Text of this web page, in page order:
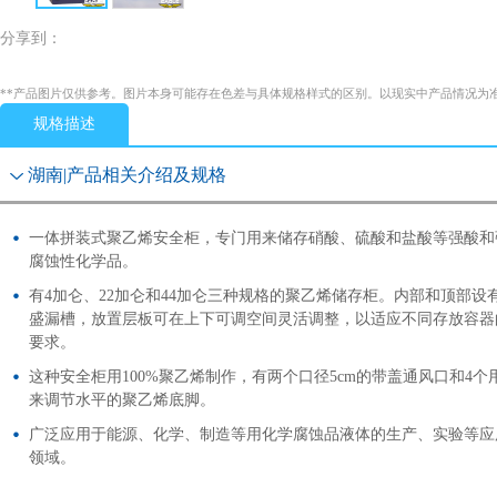
分享到：
**产品图片仅供参考。图片本身可能存在色差与具体规格样式的区别。以现实中产品情况为
规格描述
湖南|产品相关介绍及规格
一体拼装式聚乙烯安全柜，专门用来储存硝酸、硫酸和盐酸等强酸
腐蚀性化学品。
有4加仑、22加仑和44加仑三种规格的聚乙烯储存柜。内部和顶部设
盛漏槽，放置层板可在上下可调空间灵活调整，以适应不同存放容
要求。
这种安全柜用100%聚乙烯制作，有两个口径5cm的带盖通风口和4个
来调节水平的聚乙烯底脚。
广泛应用于能源、化学、制造等用化学腐蚀品液体的生产、实验等
领域。